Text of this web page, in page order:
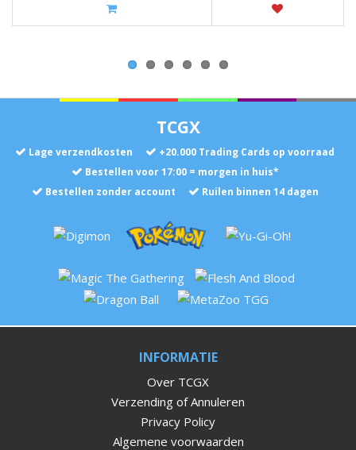
TCGX
Lage verzendkosten +20.000 Trading Cards op voorraad
Bestellen voor 17:00 = morgen in huis*
Bestellen zonder account
Ruilen binnen 14 dagen
INFORMATIE
Over TCGX
Verzending of Annuleren
Privacy Policy
Algemene voorwaarden